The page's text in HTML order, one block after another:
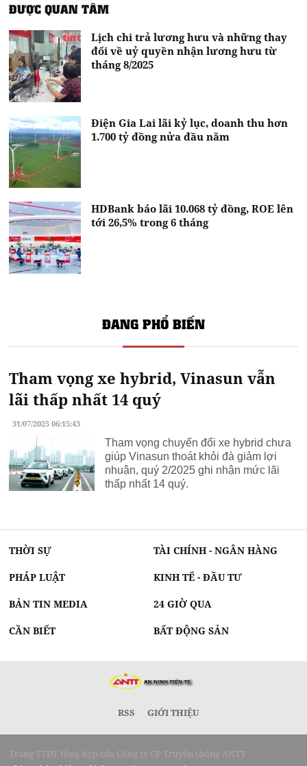
ĐƯỢC QUAN TÂM
Lịch chi trả lương hưu và những thay
đổi về uỷ quyền nhận lương hưu từ
tháng 8/2025
Điện Gia Lai lãi kỷ lục, doanh thu hơn
1.700 tỷ đồng nửa đầu năm
HDBank báo lãi 10.068 tỷ đồng, ROE lên
tới 26,5% trong 6 tháng
ĐANG PHỔ BIẾN
Tham vọng xe hybrid, Vinasun vẫn
lãi thấp nhất 14 quý
31/07/2025 06:15:43
Tham vọng chuyển đổi xe hybrid chưa
giúp Vinasun thoát khỏi đà giảm lợi
nhuận, quý 2/2025 ghi nhận mức lãi
thấp nhất 14 quý.
THỜI SỰ TÀI CHÍNH - NGÂN HÀNG
PHÁP LUẬT KINH TẾ - ĐẦU TƯ
BẢN TIN MEDIA 24 GIỜ QUA
CẦN BIẾT BẤT ĐỘNG SẢN
RSS GIỚI THIỆU
Trang TTĐT tổng hợp của Công ty CP Truyền thông ANTT